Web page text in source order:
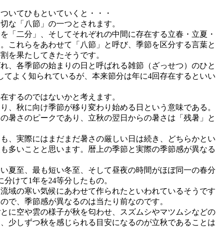
いてひもといていくと・・・
な「八節」の一つとされます。
「二分」、そしてそれぞれの中間に存在する立春・立夏・
これらをあわせて「八節」と呼び、季節を区分する言葉と
を果たしてきたそうです。
、各季節の始まりの日と呼ばれる雑節（ざっせつ）のひと
よく知られているが、本来節分は年に4回存在するといい
するのではないかと考えます。
、秋に向け季節が移り変わり始める日という意味である。
暑さのピークであり、立秋の翌日からの暑さは「残暑」と
、実際にはまだまだ暑さの厳しい日は続き、どちらかとい
多いことと思います。暦上の季節と実際の季節感が異なる
夏至、最も短い冬至、そして昼夜の時間がほぼ同一の春分
けて1年を24等分したもの。
域の寒い気候にあわせて作られたといわれているそうです
で、季節感が異なるのは当たり前なのです。
に空や雲の様子が秋を匂わせ、スズムシやマツムシなどの
少しずつ秋を感じられる目安になるのが立秋であることは